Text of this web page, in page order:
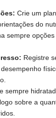
Crie um
do
sempre
Registre
sempre
sobre a